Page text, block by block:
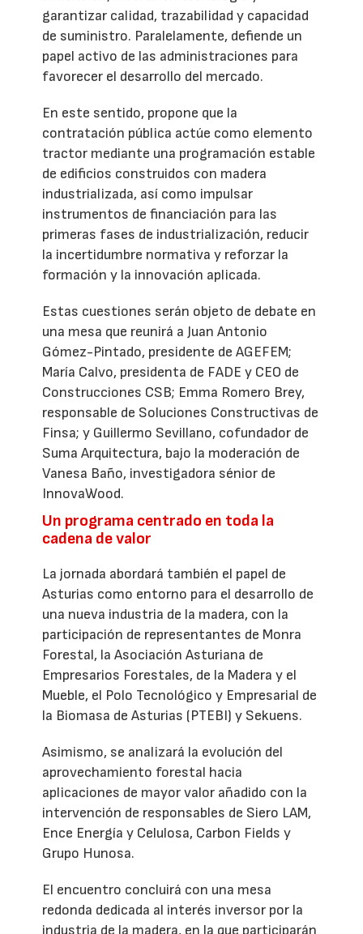
garantizar calidad, trazabilidad y capacidad
de suministro. Paralelamente, defiende un
papel activo de las administraciones para
favorecer el desarrollo del mercado.
En este sentido, propone que la
contratación pública actúe como elemento
tractor mediante una programación estable
de edificios construidos con madera
industrializada, así como impulsar
instrumentos de financiación para las
primeras fases de industrialización, reducir
la incertidumbre normativa y reforzar la
formación y la innovación aplicada.
Estas cuestiones serán objeto de debate en
una mesa que reunirá a Juan Antonio
Gómez-Pintado, presidente de AGEFEM;
María Calvo, presidenta de FADE y CEO de
Construcciones CSB; Emma Romero Brey,
responsable de Soluciones Constructivas de
Finsa; y Guillermo Sevillano, cofundador de
Suma Arquitectura, bajo la moderación de
Vanesa Baño, investigadora sénior de
InnovaWood.
Un programa centrado en toda la
cadena de valor
La jornada abordará también el papel de
Asturias como entorno para el desarrollo de
una nueva industria de la madera, con la
participación de representantes de Monra
Forestal, la Asociación Asturiana de
Empresarios Forestales, de la Madera y el
Mueble, el Polo Tecnológico y Empresarial de
la Biomasa de Asturias (PTEBI) y Sekuens.
Asimismo, se analizará la evolución del
aprovechamiento forestal hacia
aplicaciones de mayor valor añadido con la
intervención de responsables de Siero LAM,
Ence Energía y Celulosa, Carbon Fields y
Grupo Hunosa.
El encuentro concluirá con una mesa
redonda dedicada al interés inversor por la
industria de la madera, en la que participarán